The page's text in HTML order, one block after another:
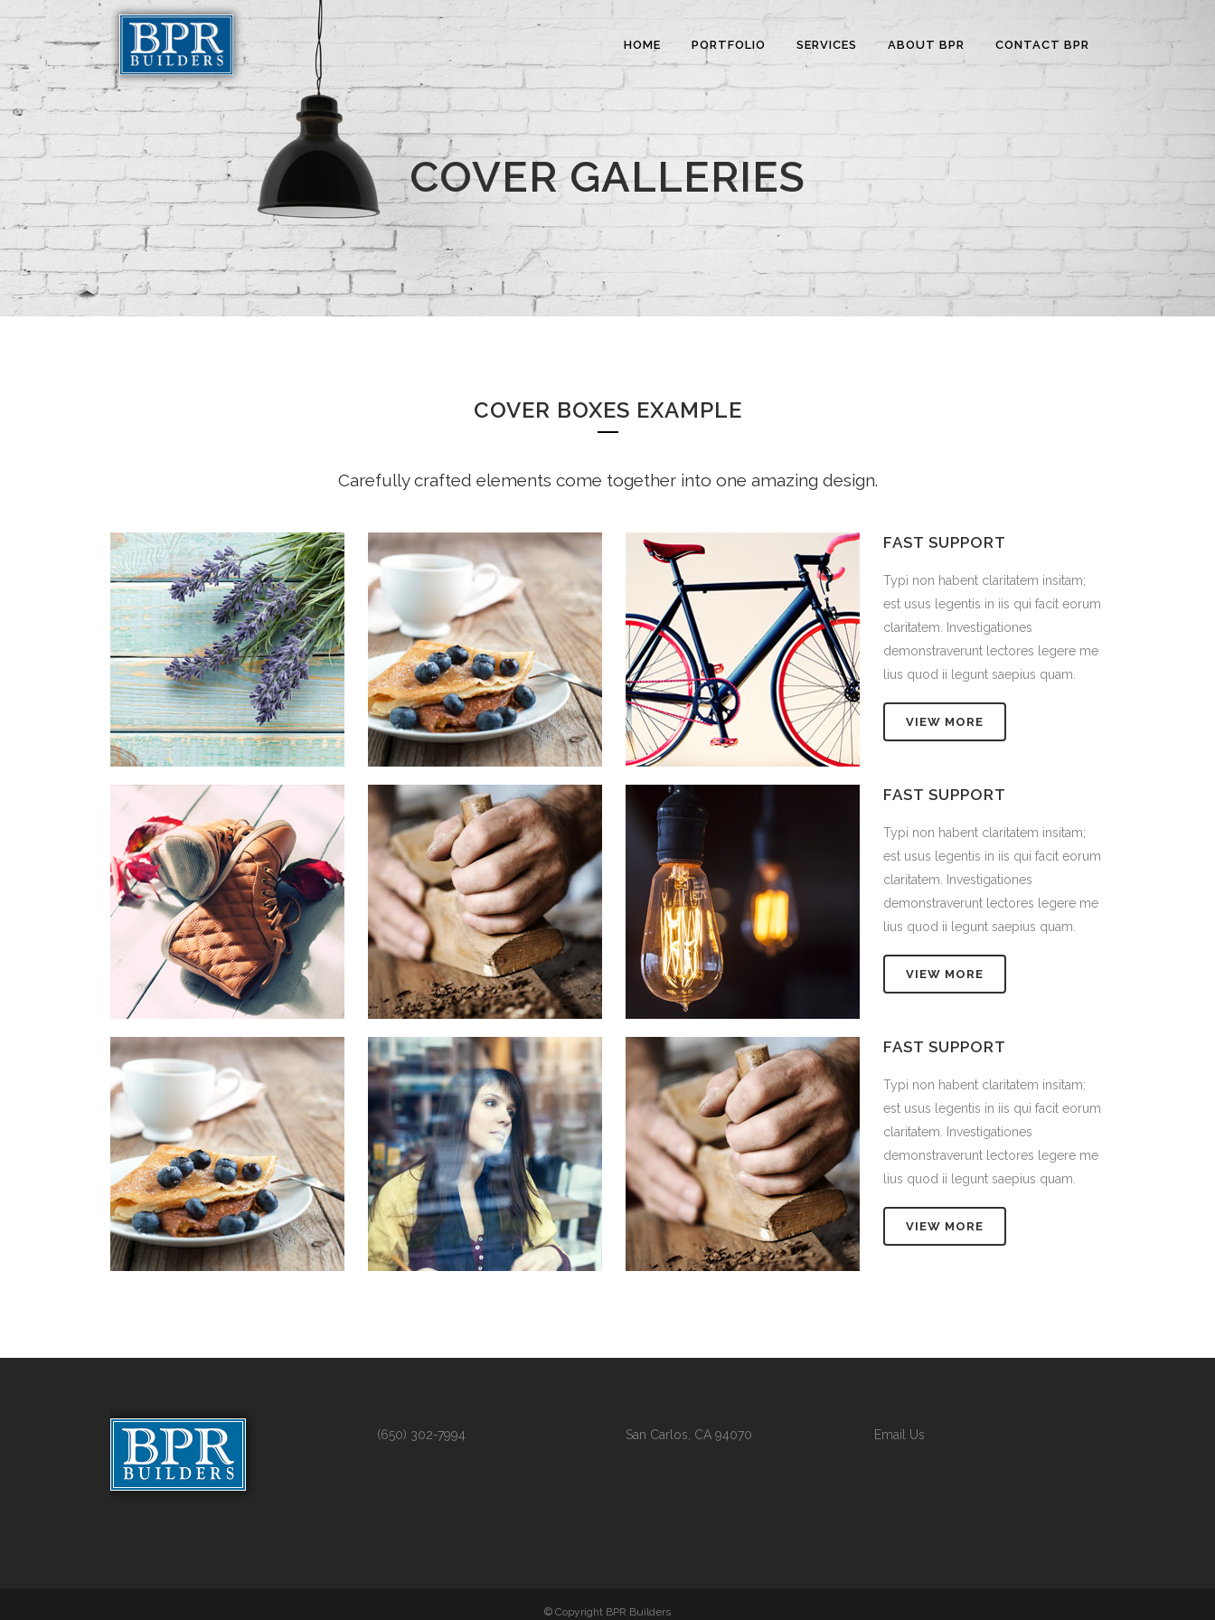
HOME PORTFOLIO SERVICES ABOUT BPR CONTACT BPR
COVER GALLERIES
COVER BOXES EXAMPLE
Carefully crafted elements come together into one amazing design.
OUR COMPANY STATUS
Typi non habent claritatem insitam;
est usus legentis in iis qui facit eorum
claritatem. Investigationes
demonstraverunt lectores legere me
lius quod ii legunt saepius quam.
VIEW MORE
OUR SERVICES
Typi non habent claritatem insitam;
est usus legentis in iis qui facit eorum
claritatem. Investigationes
demonstraverunt lectores legere me
lius quod ii legunt saepius quam.
VIEW MORE
FAST SUPPORT
Typi non habent claritatem insitam;
est usus legentis in iis qui facit eorum
claritatem. Investigationes
demonstraverunt lectores legere me
lius quod ii legunt saepius quam.
VIEW MORE
OUR COMPANY STATUS
Typi non habent claritatem insitam;
est usus legentis in iis qui facit eorum
claritatem. Investigationes
demonstraverunt lectores legere me
lius quod ii legunt saepius quam.
VIEW MORE
OUR SERVICES
Typi non habent claritatem insitam;
est usus legentis in iis qui facit eorum
claritatem. Investigationes
demonstraverunt lectores legere me
lius quod ii legunt saepius quam.
VIEW MORE
FAST SUPPORT
Typi non habent claritatem insitam;
est usus legentis in iis qui facit eorum
claritatem. Investigationes
demonstraverunt lectores legere me
lius quod ii legunt saepius quam.
VIEW MORE
OUR COMPANY STATUS
Typi non habent claritatem insitam;
est usus legentis in iis qui facit eorum
claritatem. Investigationes
demonstraverunt lectores legere me
lius quod ii legunt saepius quam.
VIEW MORE
OUR SERVICES
Typi non habent claritatem insitam;
est usus legentis in iis qui facit eorum
claritatem. Investigationes
demonstraverunt lectores legere me
lius quod ii legunt saepius quam.
VIEW MORE
FAST SUPPORT
Typi non habent claritatem insitam;
est usus legentis in iis qui facit eorum
claritatem. Investigationes
demonstraverunt lectores legere me
lius quod ii legunt saepius quam.
VIEW MORE
(650) 302-7994 San Carlos, CA 94070 Email Us
© Copyright BPR Builders